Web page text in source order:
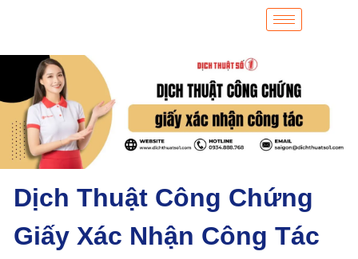
Dịch Thuật Công Chứng
Giấy Xác Nhận Công Tác